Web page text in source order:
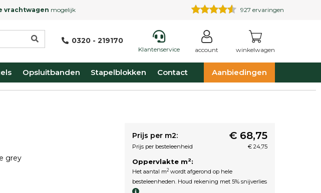
vrachtwagen mogelijk 927 ervaringen
0320 - 219170
Klantenservice account winkelwagen
Opsluitbanden Stapelblokken Contact Aanbiedingen
grey
Prijs per m2: € 68,75
Prijs per besteleenheid € 24,75
Oppervlakte m2:
Het aantal m2 wordt afgerond op hele
besteleenheden. Houd rekening met 5% snijverlies